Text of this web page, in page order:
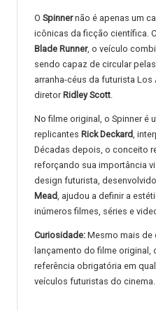
O Spinnernão é apenas um
icônicas da ficção científica.
Blade Runner, o veículo
sendo capaz de circular
arranha-céus da futurista
diretor Ridley Scott
No filme original, o Spinner é
replicantes Rick Deckard ,
Décadas depois, o conceito
reforçando sua importância
design futurista,
Mead , ajudou a definir a
inúmeros filmes, séries e
Curiosidade: Mesmo mais de
lançamento do filme original,
referência obrigatória em
veículos futuristas do cinema.